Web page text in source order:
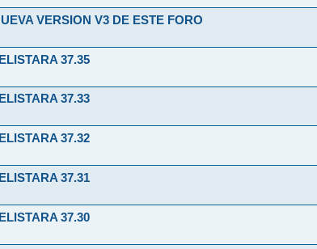
VERSION V3 DE ESTE FORO
37.35
37.33
37.32
37.31
37.30